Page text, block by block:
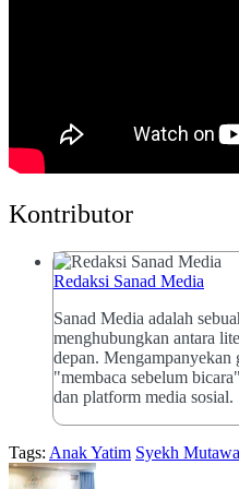
Kontributor
Redaksi Sanad Media
Sanad Media adalah
menghubungkan antara
depan. Mengampanyekan
"membaca sebelum
dan platform media sosial.
Tags: Anak Yatim Syekh